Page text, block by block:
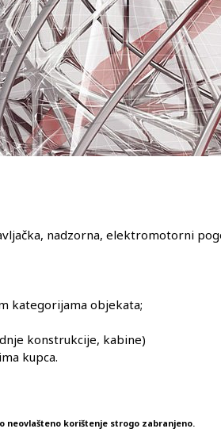
nadzorna, elektromotorni
kategorijama objekata;
konstrukcije, kabine)
kupca.
neovlašteno korištenje strogo zabranjeno.